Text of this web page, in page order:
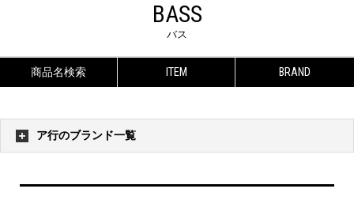
BASS
バス
商品名検索 ITEM BRAND
ア行のブランド一覧